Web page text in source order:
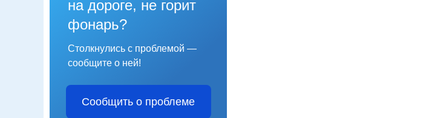
на дороге, не горит
фонарь?
Столкнулись с проблемой —
сообщите о ней!
Сообщить о проблеме